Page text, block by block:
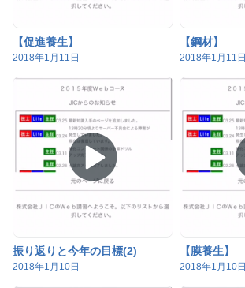
【促進養生】
2018年1月11日
【鋼材】
2018年1月11日
振り返りと今年の目標(2)
2018年1月10日
【膜養生】
2018年1月10日